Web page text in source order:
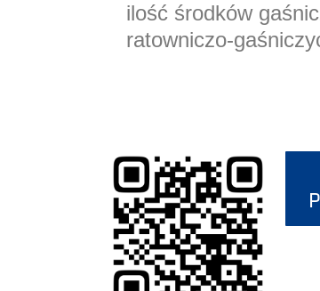
ilość środków
ratowniczo-